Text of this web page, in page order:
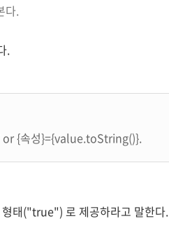
다.
.
{속성}={value.toString()}.
태("true") 로 제공하라고 말한다.